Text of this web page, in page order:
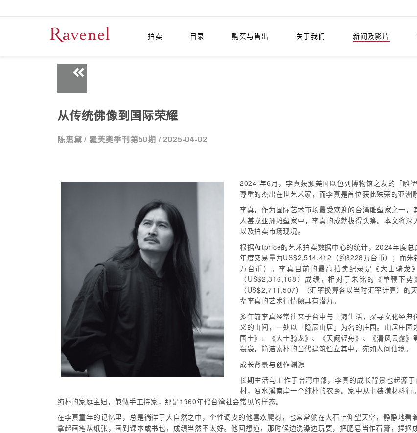
拍卖 目录 购买与售出 关于我们 新闻及影片
从传统佛像到国际荣耀
陈惠黛 / 羅芙奧季刊第50期 /2025-04-02
2024 年6月，李真获颁美国以色列博物馆之友的「雕
尊重的杰出在世艺术家，而李真是首位获此殊荣的亚洲
李真，作为国际艺术市场最受欢迎的台湾雕塑家之一
人甚或亚洲雕塑家中，李真的成就拔得头筹。本文将
以及拍卖市场现况。
根据Artprice的艺术拍卖数据中心的统计，2024年度
年度交易量为US$2,514,412（约8228万台币）；而
万台币）。李真目前的最高拍卖纪录是《大士骑
（US$2,316,168）成绩，相对于朱铭的《单鞭下
（US$2,711,507）（汇率换算各以当时汇率计算）的
辈李真的艺术行情颇具有潜力。
多年前李真经常往来于台中与上海生活，探寻文化经
义的山间，一处以「隐辰山居」为名的庄园。山居庄
国土》、《大士骑龙》、《天阙轻舟》、《清风云露
袅袅，简洁素朴的当代建筑伫立其中，宛如人间仙境。
成长背景与创作渊源
长期生活与工作于台湾中部，李真的成长背景也起源
村，浊水溪南岸一个纯朴的农乡。家中从事装潢材料
纯朴的家庭主妇，兼做手工持家，那是1960年代台湾社会常见的样态。
在李真童年的记忆里，总是徜徉于大自然之中，个性调皮的他喜欢爬树，也常常躺在大石上仰望天空，静静地看
拿起画笔从纸张，画到课本或书包，成绩当然不太好。他回想道，那时候边洗澡边玩耍，把肥皂当作石膏，捏